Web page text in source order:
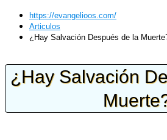
https://evangelioos.com/
Articulos
¿Hay Salvación Después de la
¿Hay Salvación